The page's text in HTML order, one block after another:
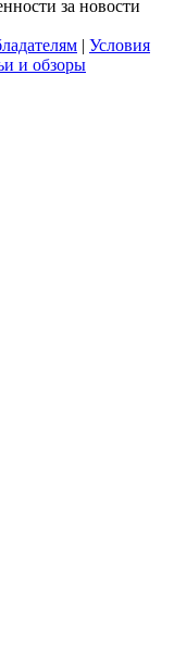
за новости
| Условия
и обзоры